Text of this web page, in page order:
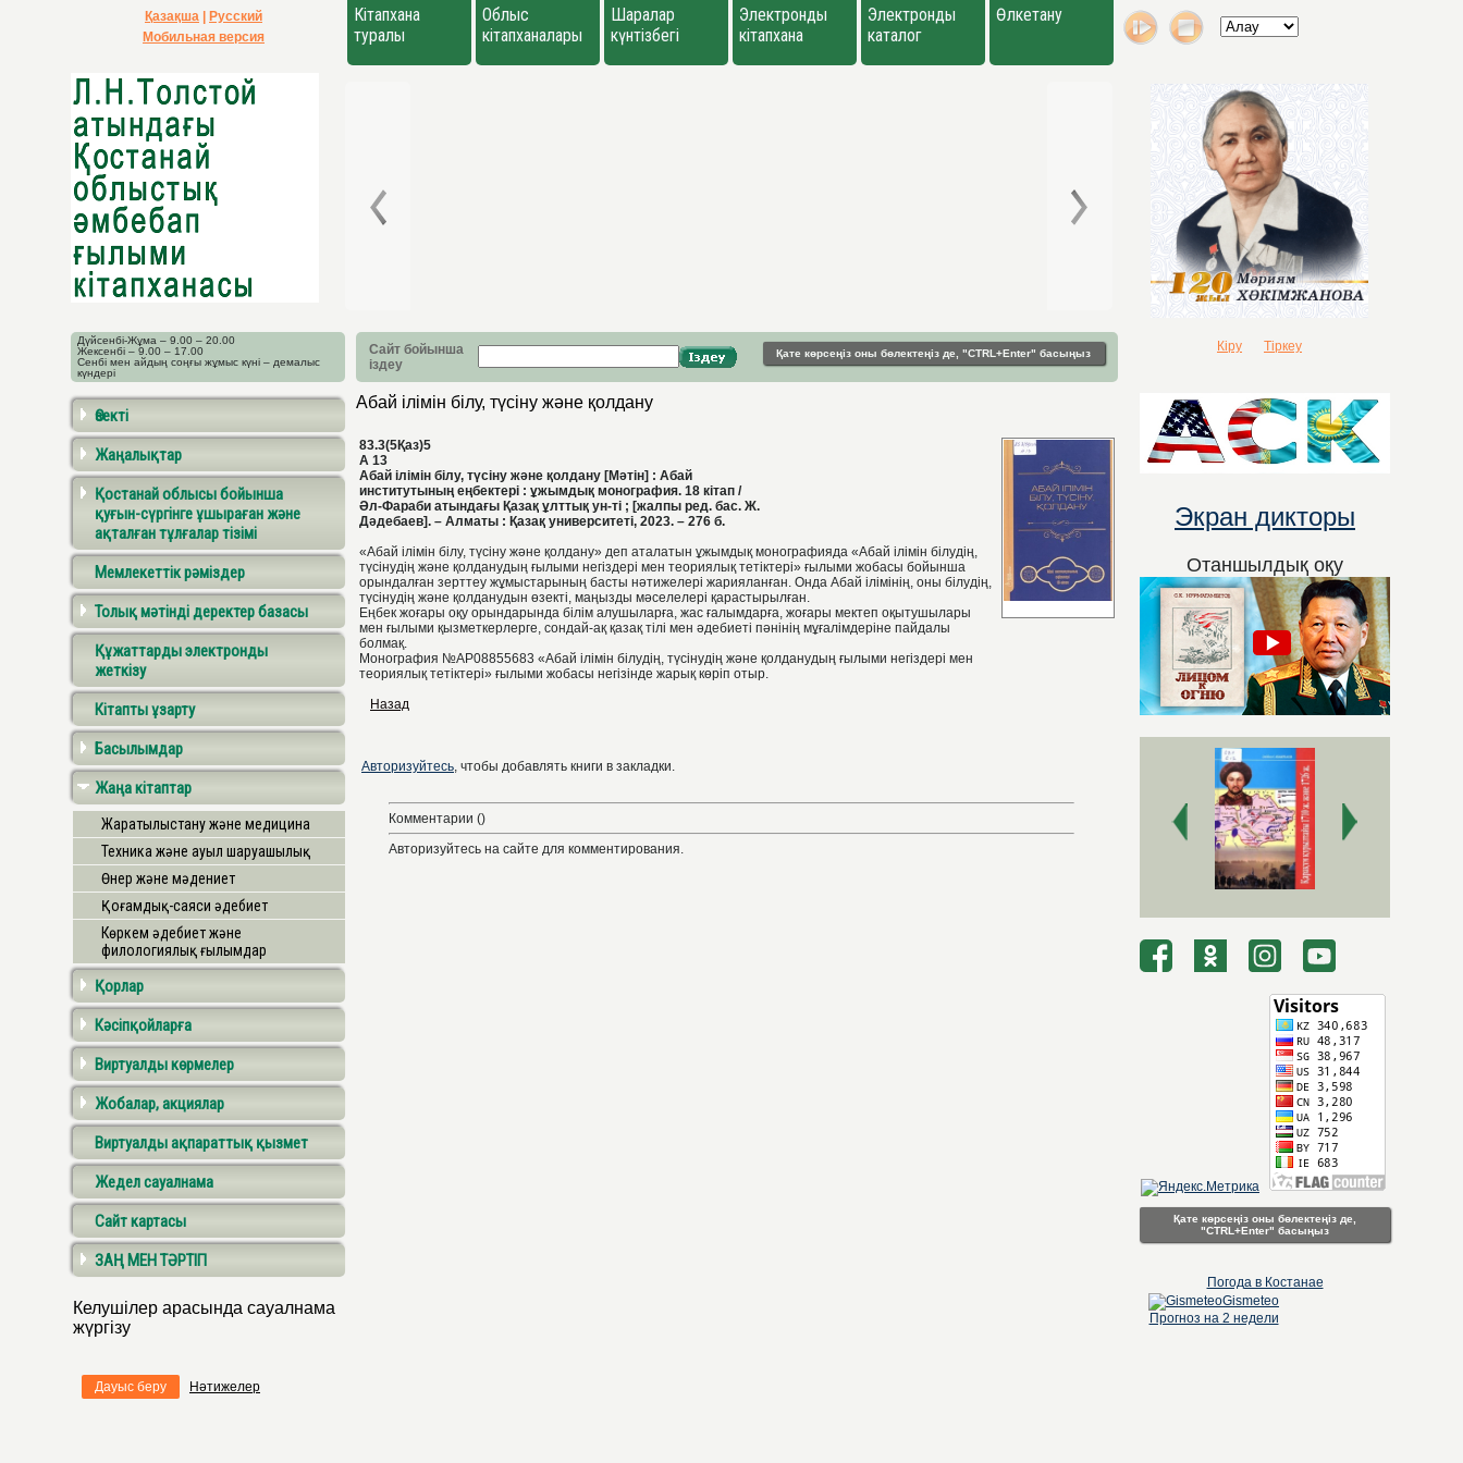
Қазақша
Русский
Мобильная версия
Кітапхана
туралы
Облыс
кітапханалары
Шаралар
күнтізбегі
Электронды
кітапхана
Электронды
каталог
Өлкетану
Дүйсенбі-Жұма – 9.00 – 20.00
Жексенбі – 9.00 – 17.00
Сенбі мен айдың соңғы жұмыс күні – демалыс
күндері
Сайт бойынша
іздеу
Қате көрсеңіз оны бөлектеңіз де, "CTRL+Enter" басыңыз Кіру Тіркеу
Өзекті
Жаңалықтар
Қостанай облысы бойынша
қуғын-сүргінге ұшыраған және
ақталған тұлғалар тізімі
Мемлекеттік рәміздер
Толық мәтінді деректер базасы
Құжаттарды электронды
жеткізу
Кітапты ұзарту
Басылымдар
Жаңа кітаптар
Жаратылыстану және медицина
Техника және ауыл шаруашылық
Өнер және мәдениет
Қоғамдық-саяси әдебиет
Көркем әдебиет және
филологиялық ғылымдар
Қорлар
Кәсіпқойларға
Виртуалды көрмелер
Жобалар, акциялар
Виртуалды ақпараттық қызмет
Жедел сауалнама
Сайт картасы
ЗАҢ МЕН ТӘРТІП
Келушілер арасында сауалнама
жүргізу
Дауыс беру Нәтижелер
Абай ілімін білу, түсіну және қолдану
83.3(5Қаз)5
А 13
Абай ілімін білу, түсіну және қолдану [Мәтін] : Абай
институтының еңбектері : ұжымдық монография. 18 кітап /
Әл-Фараби атындағы Қазақ ұлттық ун-ті ; [жалпы ред. бас. Ж.
Дәдебаев]. – Алматы : Қазақ университеті, 2023. – 276 б.
«Абай ілімін білу, түсіну және қолдану» деп аталатын ұжымдық монографияда «Абай ілімін білудің,
түсінудің және қолданудың ғылыми негіздері мен теориялық тетіктері» ғылыми жобасы бойынша
орындалған зерттеу жұмыстарының басты нәтижелері жарияланған. Онда Абай ілімінің, оны білудің,
түсінудің және қолданудын өзекті, маңызды мәселелері қарастырылған.
Еңбек жоғары оқу орындарында білім алушыларға, жас ғалымдарға, жоғары мектеп оқытушылары
мен ғылыми қызметкерлерге, сондай-ақ қазақ тілі мен әдебиеті пәнінің мұғалімдеріне пайдалы
болмақ.
Монография №АР08855683 «Абай ілімін білудің, түсінудің және қолданудың ғылыми негіздері мен
теориялық тетіктері» ғылыми жобасы негізінде жарық көріп отыр.
Назад
Авторизуйтесь, чтобы добавлять книги в закладки.
Комментарии ()
Авторизуйтесь на сайте для комментирования.
Экран дикторы
Отаншылдық оқу
Қате көрсеңіз оны бөлектеңіз де,
"CTRL+Enter" басыңыз
Погода в Костанае
Gismeteo
Прогноз на 2 недели